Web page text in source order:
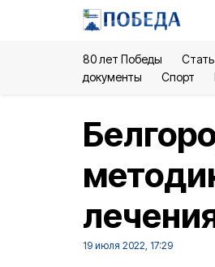
80 лет Победы
документы
Спорт
19 июля 2022, 17:29